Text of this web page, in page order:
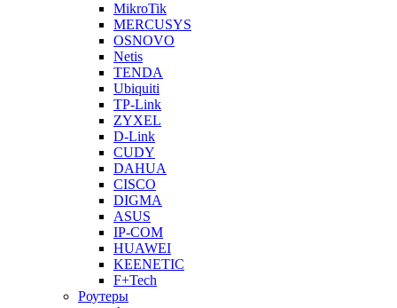
MikroTik
MERCUSYS
OSNOVO
Netis
TENDA
Ubiquiti
TP-Link
ZYXEL
D-Link
CUDY
DAHUA
CISCO
DIGMA
ASUS
IP-COM
HUAWEI
KEENETIC
F+Tech
Роутеры